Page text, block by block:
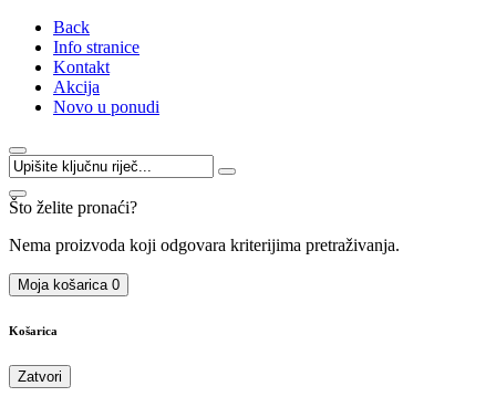
Back
Info stranice
Kontakt
Akcija
Novo u ponudi
Što želite pronaći?
Nema proizvoda koji odgovara kriterijima pretraživanja.
Moja košarica 0
Košarica
Zatvori